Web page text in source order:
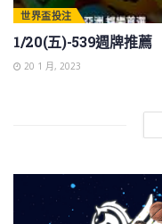
世界盃投注
1/20(五)-539週牌推薦
20 1 月, 2023